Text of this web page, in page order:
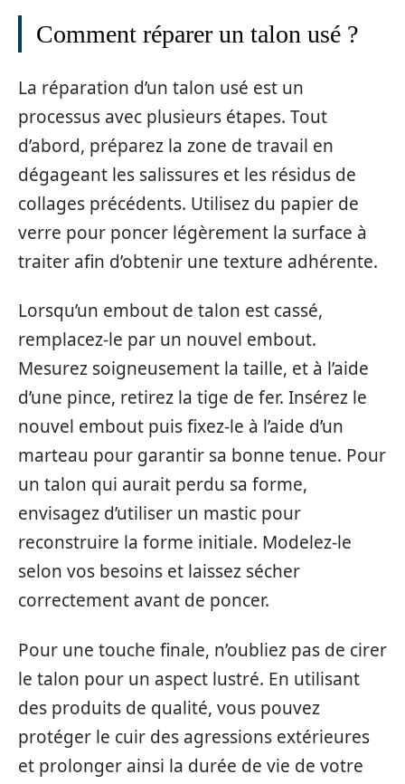
Comment réparer un talon usé ?
La réparation d’un talon usé est un
processus avec plusieurs étapes. Tout
d’abord, préparez la zone de travail en
dégageant les salissures et les résidus de
collages précédents. Utilisez du papier de
verre pour poncer légèrement la surface à
traiter afin d’obtenir une texture adhérente.
Lorsqu’un embout de talon est cassé,
remplacez-le par un nouvel embout.
Mesurez soigneusement la taille, et à l’aide
d’une pince, retirez la tige de fer. Insérez le
nouvel embout puis fixez-le à l’aide d’un
marteau pour garantir sa bonne tenue. Pour
un talon qui aurait perdu sa forme,
envisagez d’utiliser un mastic pour
reconstruire la forme initiale. Modelez-le
selon vos besoins et laissez sécher
correctement avant de poncer.
Pour une touche finale, n’oubliez pas de cirer
le talon pour un aspect lustré. En utilisant
des produits de qualité, vous pouvez
protéger le cuir des agressions extérieures
et prolonger ainsi la durée de vie de votre